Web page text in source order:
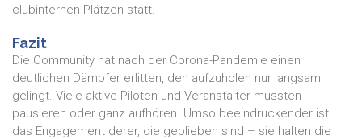
clubinternen Plätzen statt.
Fazit
Die Community hat nach der Corona-Pandemie einen
deutlichen Dämpfer erlitten, den aufzuholen nur langsam
gelingt. Viele aktive Piloten und Veranstalter mussten
pausieren oder ganz aufhören. Umso beeindruckender ist
das Engagement derer, die geblieben sind – sie halten die